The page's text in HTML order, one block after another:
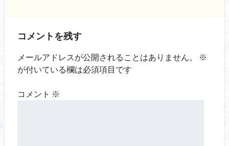
コメントを残す
メールアドレスが公開されることはありません。
※
が付いている欄は必須項目です
コメント ※